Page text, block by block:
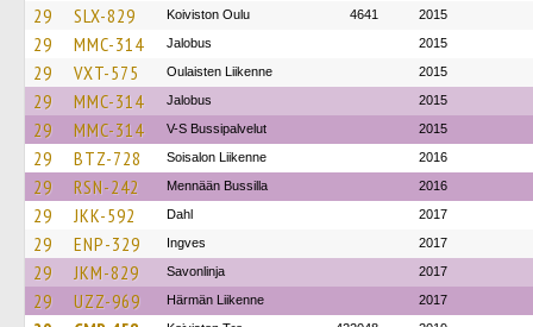
29 SLX-829 Koiviston Oulu 4641 2015
29 MMC-314 Jalobus 2015
29 VXT-575 Oulaisten Liikenne 2015
29 MMC-314 Jalobus 2015
29 MMC-314 V-S Bussipalvelut 2015
29 BTZ-728 Soisalon Liikenne 2016
29 RSN-242 Mennään Bussilla 2016
29 JKK-592 Dahl 2017
29 ENP-329 Ingves 2017
29 JKM-829 Savonlinja 2017
29 UZZ-969 Härmän Liikenne 2017